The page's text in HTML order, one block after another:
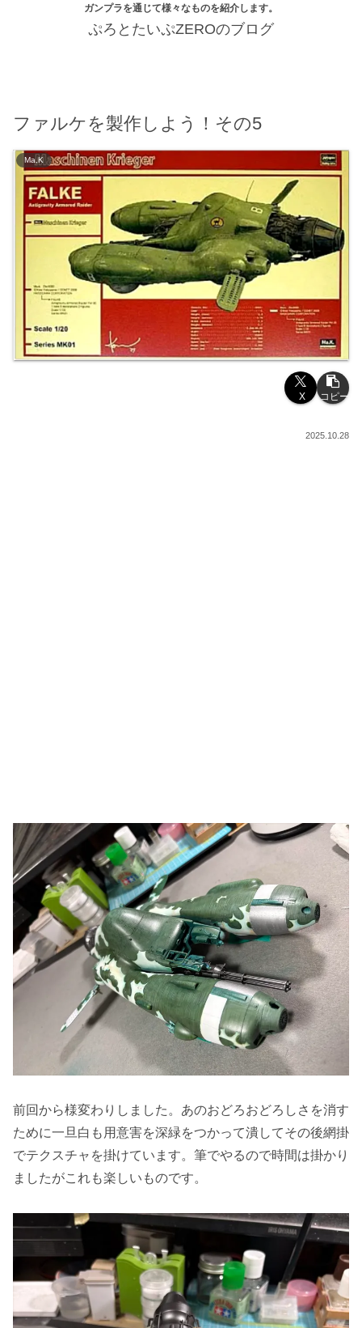
ガンプラを通じて様々なものを紹介します。
ぷろとたいぷZEROのブログ
ファルケを製作しよう！その5
Ma,K
X コピー
2025.10.28
前回から様変わりしました。あのおどろおどろしさを消す
ために一旦白も用意害を深緑をつかって潰してその後網掛
でテクスチャを掛けています。筆でやるので時間は掛かり
ましたがこれも楽しいものです。